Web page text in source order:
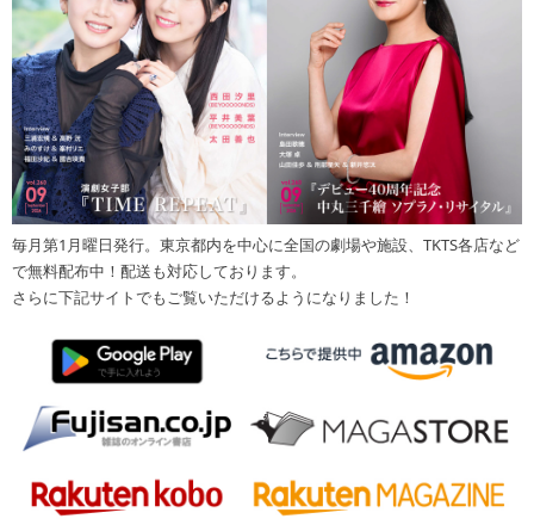
毎月第1月曜日発行。東京都内を中心に全国の劇場や施設、TKTS各店など
で無料配布中！配送も対応しております。
さらに下記サイトでもご覧いただけるようになりました！